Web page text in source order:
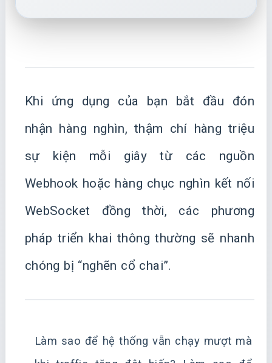
Khi ứng dụng của bạn bắt đầu đón
nhận hàng nghìn, thậm chí hàng triệu
sự kiện mỗi giây từ các nguồn
Webhook hoặc hàng chục nghìn kết nối
WebSocket đồng thời, các phương
pháp triển khai thông thường sẽ nhanh
chóng bị “nghẽn cổ chai”.
Làm sao để hệ thống vẫn chạy mượt mà